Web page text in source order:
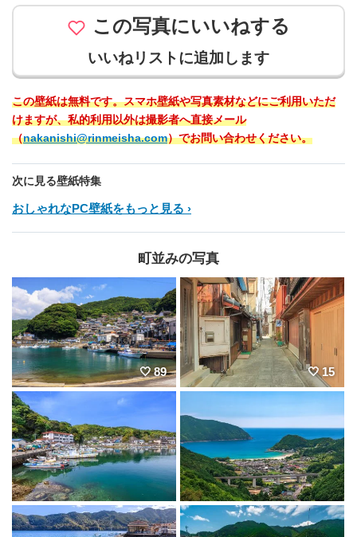
この写真にいいねする
いいねリストに追加します
この壁紙は無料です。スマホ壁紙や写真素材などにご利用いただ
けますが、私的利用以外は撮影者へ直接メール
（nakanishi@rinmeisha.com）でお問い合わせください。
次に見る壁紙特集
おしゃれなPC壁紙をもっと見る
町並みの写真
89 15